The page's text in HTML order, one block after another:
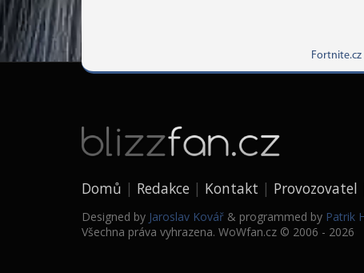
Fortnite.cz
Domů Redakce Kontakt Provozovatel
Designed by Jaroslav Kovář & programmed by Patrik
Všechna práva vyhrazena. WoWfan.cz © 2006 - 2026